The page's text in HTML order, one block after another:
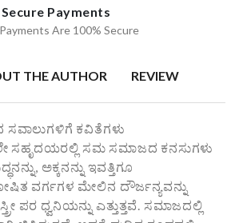
Secure Payments
Are 100% Secure
THE AUTHOR REVIEW
ಕವಿತೆಗಳು
ಸಹೃದಯರಲ್ಲಿ ಸಮ ಸಮಾಜದ ಕನಸುಗಳು
ಅಕ್ಕನನ್ನು ಇವತ್ತಿಗೂ
ಶೋಷಿತ ವರ್ಗಗಳ ಮೇಲಿನ ದೌರ್ಜನ್ಯವನ್ನು
ಪರ ಧ್ವನಿಯನ್ನು ಎತ್ತುತ್ತವೆ. ಸಮಾಜದಲ್ಲಿ